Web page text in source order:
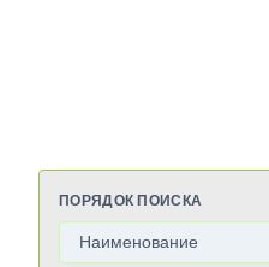
ПОРЯДОК ПОИСКА